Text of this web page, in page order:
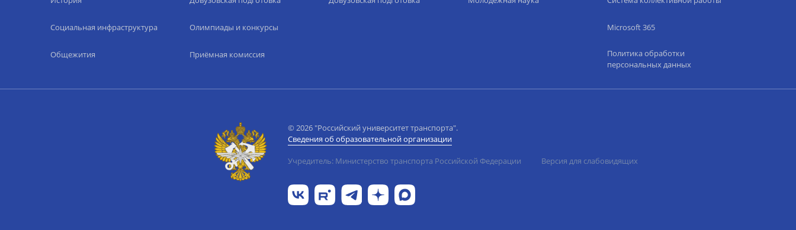
Социальная инфраструктура
Общежития
Олимпиады и конкурсы
Приёмная комиссия
Microsoft 365
Политика обработки
персональных данных
© 2026 "Российский университет транспорта".
Сведения об образовательной организации
Учредитель: Министерство транспорта Российской Федерации Версия для слабовидящих